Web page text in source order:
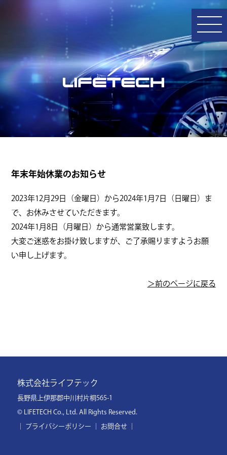
年末年始休業のお知らせ
2023年12月29日（金曜日）から2024年1月7日（日曜日）ま
で、お休みさせていただきます。
2024年1月8日（月曜日）から通常営業致します。
大変ご迷惑をお掛け致しますが、ご了承賜りますようお願
い申し上げます。
＞前のページに戻る
株式会社ライフテック
長野県上伊那郡中川村片桐565-1
© LIFETECH Co., Ltd. All Rights Reserved.
プライバシーポリシー お問合せ｜